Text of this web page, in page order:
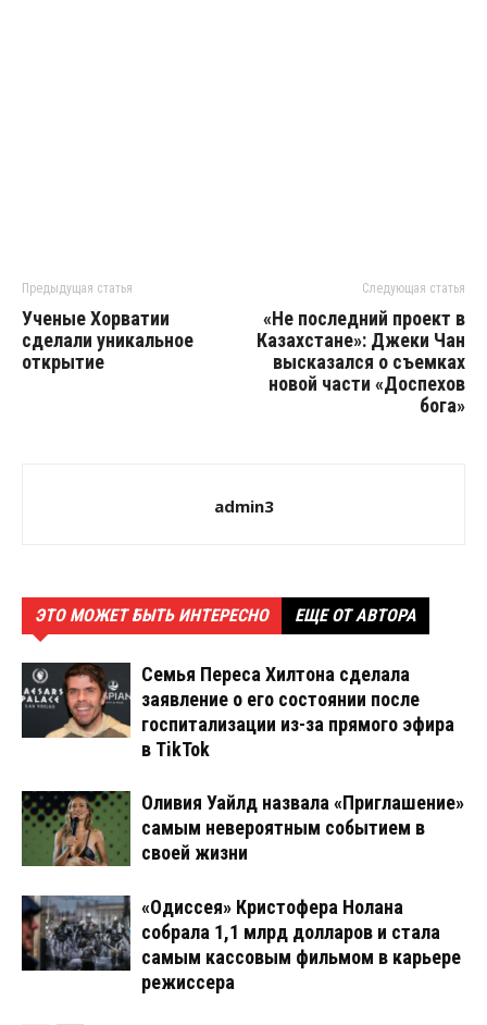
Предыдущая статья
Ученые Хорватии
сделали уникальное
открытие
Следующая статья
«Не последний проект в
Казахстане»: Джеки Чан
высказался о съемках
новой части «Доспехов
бога»
admin3
ЭТО МОЖЕТ БЫТЬ ИНТЕРЕСНО ЕЩЕ ОТ АВТОРА
Семья Переса Хилтона сделала
заявление о его состоянии после
госпитализации из-за прямого эфира
в TikTok
Оливия Уайлд назвала «Приглашение»
самым невероятным событием в
своей жизни
«Одиссея» Кристофера Нолана
собрала 1,1 млрд долларов и стала
самым кассовым фильмом в карьере
режиссера